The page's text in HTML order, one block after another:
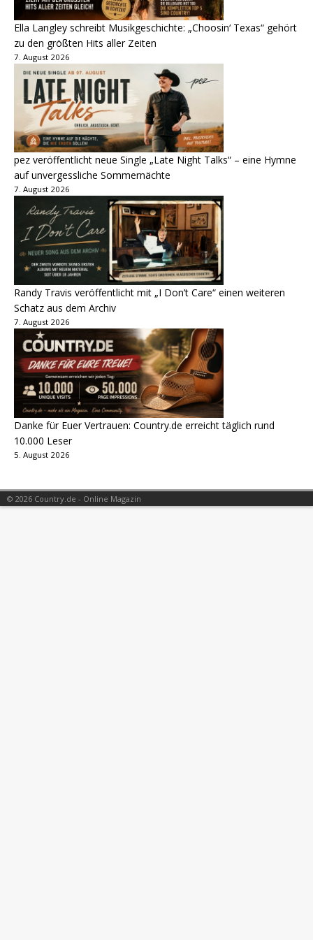
Ella Langley schreibt Musikgeschichte: „Choosin‘ Texas“ gehört
zu den größten Hits aller Zeiten
7. August 2026
pez veröffentlicht neue Single „Late Night Talks“ – eine Hymne
auf unvergessliche Sommernächte
7. August 2026
Randy Travis veröffentlicht mit „I Don’t Care“ einen weiteren
Schatz aus dem Archiv
7. August 2026
Danke für Euer Vertrauen: Country.de erreicht täglich rund
10.000 Leser
5. August 2026
© 2026 Country.de - Online Magazin